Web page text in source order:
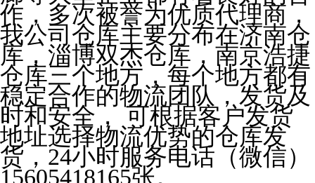
作，多次被誉为优质代理商，
我公司仓库主要分布在济南仓
库，淄博双杰仓库，南京浩捷
仓库三个地方，每个地方都有
稳定合作的物流团队，发货及
时和安全， 可根据客户发货
地址选择物流优势的仓库发
货，24小时服务电话（微信）
15605418165张。